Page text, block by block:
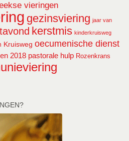
vieringen
gezinsviering jaar van
kerstmis kinderkruisweg
Kruisweg oecumenische dienst
2018 pastorale hulp Rozenkrans